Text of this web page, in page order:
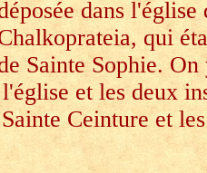
dans l'église
qui
Sainte Sophie.
et les deux
Ceinture et